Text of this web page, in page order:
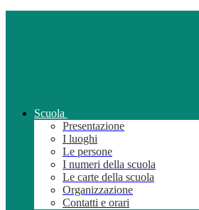
Scuola
Presentazione
I luoghi
Le persone
I numeri della scuola
Le carte della scuola
Organizzazione
Contatti e orari